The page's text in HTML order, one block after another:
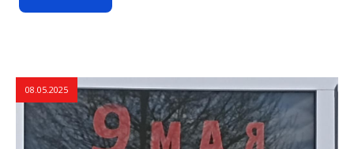
08.05.2025